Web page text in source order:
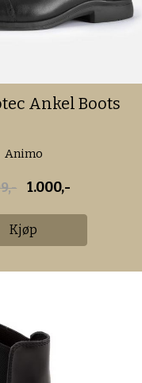
Ankel Boots
Animo
1.000,-
Kjøp